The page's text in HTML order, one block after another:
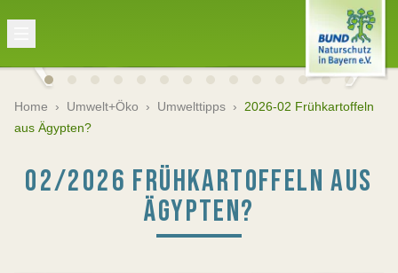
Home › Umwelt+Öko › Umwelttipps › 2026-02 Frühkartoffeln
aus Ägypten?
02/2026 FRÜHKARTOFFELN AUS
ÄGYPTEN?